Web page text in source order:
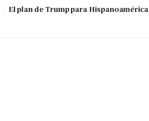
El plan de Trump para Hispanoamérica